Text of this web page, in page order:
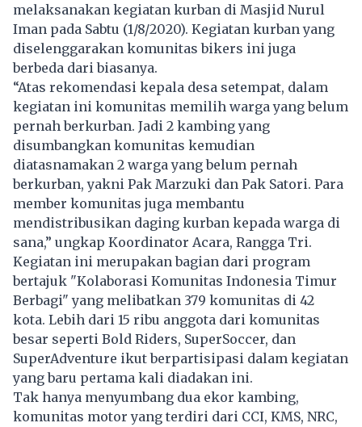
melaksanakan kegiatan kurban di Masjid Nurul
Iman pada Sabtu (1/8/2020). Kegiatan kurban yang
diselenggarakan komunitas bikers ini juga
berbeda dari biasanya.
“Atas rekomendasi kepala desa setempat, dalam
kegiatan ini komunitas memilih warga yang belum
pernah berkurban. Jadi 2 kambing yang
disumbangkan komunitas kemudian
diatasnamakan 2 warga yang belum pernah
berkurban, yakni Pak Marzuki dan Pak Satori. Para
member komunitas juga membantu
mendistribusikan daging kurban kepada warga di
sana,” ungkap Koordinator Acara, Rangga Tri.
Kegiatan ini merupakan bagian dari program
bertajuk "Kolaborasi Komunitas Indonesia Timur
Berbagi" yang melibatkan 379 komunitas di 42
kota. Lebih dari 15 ribu anggota dari komunitas
besar seperti Bold Riders, SuperSoccer, dan
SuperAdventure ikut berpartisipasi dalam kegiatan
yang baru pertama kali diadakan ini.
Tak hanya menyumbang dua ekor kambing,
komunitas motor yang terdiri dari CCI, KMS, NRC,